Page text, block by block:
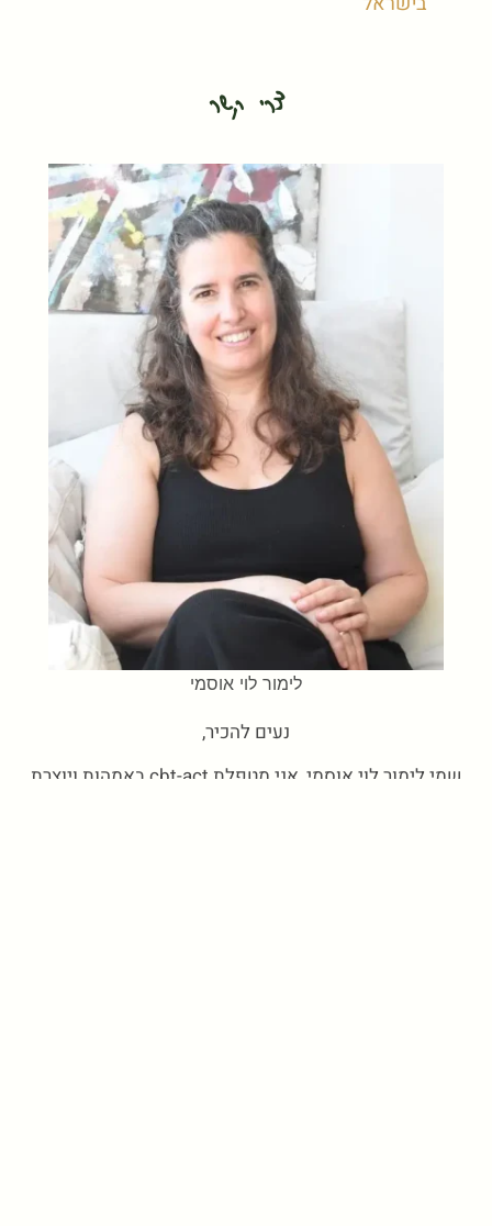
צרי קשר
לימור לוי אוסמי
נעים להכיר,
שמי לימור לוי אוסמי, אני מטפלת cbt-act באמהות ויוצרת